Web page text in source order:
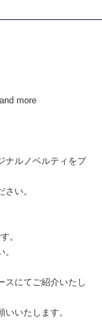
more
ナルノベルティをプ
い。
。
スにてご紹介いたし
いたします。